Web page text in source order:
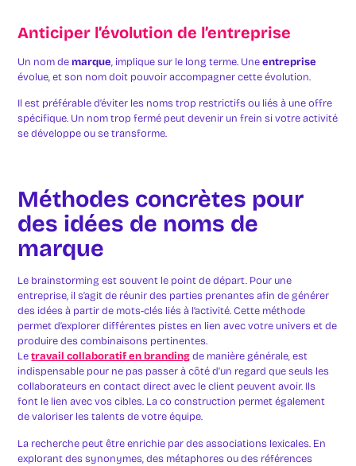
Anticiper l’évolution de l’entreprise
Un nom demarque, implique sur le long terme. Uneentreprise
évolue, et son nom doit pouvoir accompagner cette évolution.
Il est préférable d’éviter les noms trop restrictifs ou liés à une offre
spécifique. Un nom trop fermé peut devenir un frein si votre activité
se développe ou se transforme.
Méthodes concrètes pour
des idées de noms de
marque
Le brainstorming est souvent le point de départ. Pour une
entreprise, il s’agit de réunir des parties prenantes afin de générer
des idées à partir de mots-clés liés à l’activité. Cette méthode
permet d’explorer différentes pistes en lien avec votre univers et de
produire des combinaisons pertinentes.
Letravail collaboratif en brandingde manière générale, est
indispensable pour ne pas passer à côté d’un regard que seuls les
collaborateurs en contact direct avec le client peuvent avoir. Ils
font le lien avec vos cibles. La co construction permet également
de valoriser les talents de votre équipe.
La recherche peut être enrichie par des associations lexicales. En
explorant des synonymes, des métaphores ou des références